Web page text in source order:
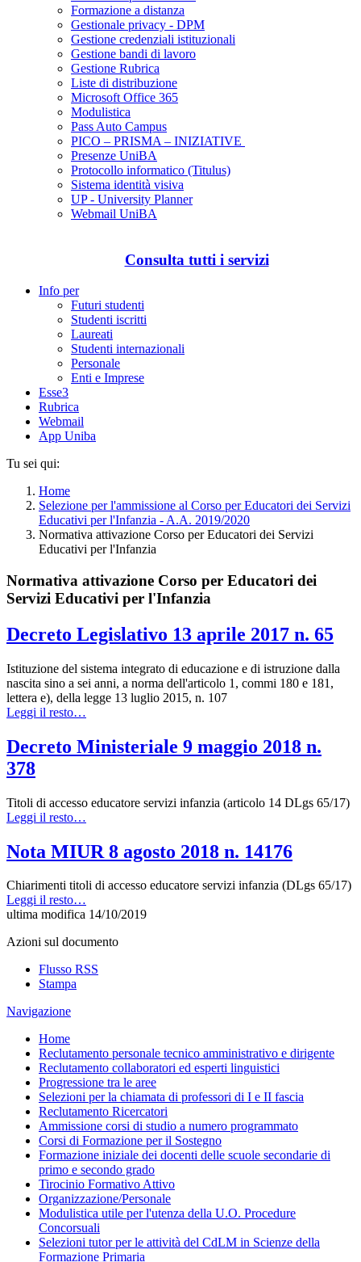
Formazione a distanza
Gestionale privacy - DPM
Gestione credenziali istituzionali
Gestione bandi di lavoro
Gestione Rubrica
Liste di distribuzione
Microsoft Office 365
Modulistica
Pass Auto Campus
PICO – PRISMA – INIZIATIVE
Presenze UniBA
Protocollo informatico (Titulus)
Sistema identità visiva
UP - University Planner
Webmail UniBA
Consulta tutti i servizi
Info per
Futuri studenti
Studenti iscritti
Laureati
Studenti internazionali
Personale
Enti e Imprese
Esse3
Rubrica
Webmail
App Uniba
Tu sei qui:
Home
Selezione per l'ammissione al Corso per Educatori dei Servizi
Educativi per l'Infanzia - A.A. 2019/2020
Normativa attivazione Corso per Educatori dei Servizi
Educativi per l'Infanzia
Normativa attivazione Corso per Educatori dei
Servizi Educativi per l'Infanzia
Decreto Legislativo 13 aprile 2017 n. 65
Istituzione del sistema integrato di educazione e di istruzione dalla
nascita sino a sei anni, a norma dell'articolo 1, commi 180 e 181,
lettera e), della legge 13 luglio 2015, n. 107
Leggi il resto…
Decreto Ministeriale 9 maggio 2018 n.
378
Titoli di accesso educatore servizi infanzia (articolo 14 DLgs 65/17)
Leggi il resto…
Nota MIUR 8 agosto 2018 n. 14176
Chiarimenti titoli di accesso educatore servizi infanzia (DLgs 65/17)
Leggi il resto…
ultima modifica 14/10/2019
Azioni sul documento
Flusso RSS
Stampa
Navigazione
Home
Reclutamento personale tecnico amministrativo e dirigente
Reclutamento collaboratori ed esperti linguistici
Progressione tra le aree
Selezioni per la chiamata di professori di I e II fascia
Reclutamento Ricercatori
Ammissione corsi di studio a numero programmato
Corsi di Formazione per il Sostegno
Formazione iniziale dei docenti delle scuole secondarie di
primo e secondo grado
Tirocinio Formativo Attivo
Organizzazione/Personale
Modulistica utile per l'utenza della U.O. Procedure
Concorsuali
Selezioni tutor per le attività del CdLM in Scienze della
Formazione Primaria